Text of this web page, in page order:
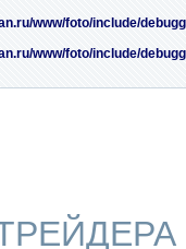
www/foto/include/
www/foto/include/